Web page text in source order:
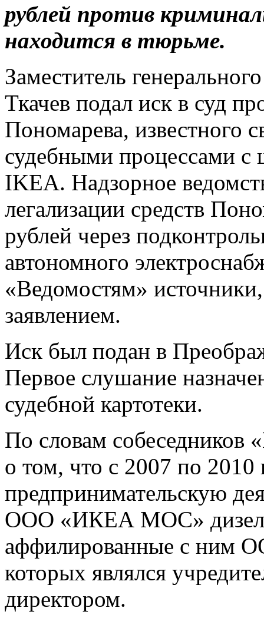
рублей против
находится в тюрьме.
Заместитель
Ткачев подал иск в суд
Пономарева, известного
судебными процессами с
IKEA. Надзорное
легализации средств
рублей через
автономного
«Ведомостям»
заявлением.
Иск был подан в
Первое слушание
судебной картотеки.
По словам собеседников
о том, что с 2007 по
предпринимательскую
ООО «ИКЕА МОС»
аффилированные с
которых являлся
директором.